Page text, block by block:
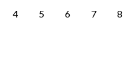
4 5 6 7 8